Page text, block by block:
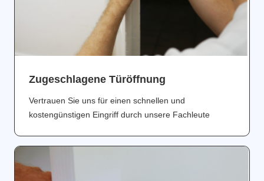
Zugeschlagene Türöffnung
Vertrauen Sie uns für einen schnellen und
kostengünstigen Eingriff durch unsere Fachleute